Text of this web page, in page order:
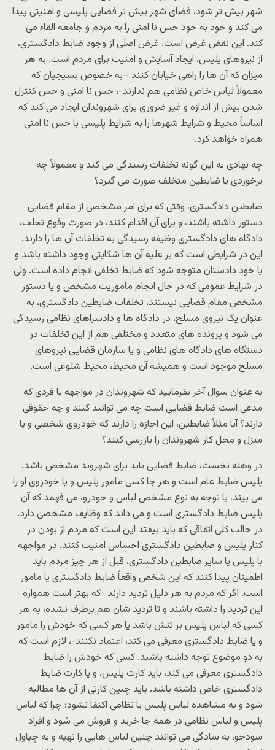
شهر بیش تر شود، فضای شهر بیش تر فضایی پلیسی و امنیتی پیدا
می کند و خود به خود حس نا امنی را به مردم و جامعه القاء می
کند. این نقض غرض است. غرض اصلی از وجود ضابط دادگستری،
از نیروهای پلیس، ایجاد آسایش و امنیت برای مردم است. به هر
میزان که آن ها را راهی خیابان کنند –به خصوص بسیجیان که
معمولاً لباس خاص نظامی هم ندارند-، حس نا امنی و حس کنترل
شدن بیش از اندازه و غیر ضروری برای شهروندان ایجاد می کند که
اساساً محیط و شرایط شهرها را به شرایط پلیسی با حس نا امنی
همراه خواهد کرد.
چه نهادی به این گونه تخلفات رسیدگی می کند و معمولاً چه
برخوردی با ضابطین متخلف صورت می گیرد؟
ضابطین دادگستری، وقتی که برای امر مشخصی از مقام قضایی
دستور داشته باشند، و برای آن اقدام کنند، در صورت وقوع تخلف،
دادگاه های دادگستری وظیفه رسیدگی به تخلفات آن ها را دارند.
این در شرایطی است که بر علیه آن ها شکایتی وجود داشته باشد و
یا خود دادستان متوجه شود که ضابط تخلفی انجام داده است. ولی
در شرایط عمومی که در حال انجام ماموریت مشخص و یا دستور
مشخص مقام قضایی نیستند، تخلفات ضابطین دادگستری، به
عنوان یک نیروی مسلح، در دادگاه ها و دادسراهای نظامی رسیدگی
می شود و پرونده های متعدد و مختلفی هم از این تخلفات در
دستگاه های دادگاه های نظامی و یا سازمان قضایی نیروهای
مسلح موجود است و همیشه آن محیط، محیط شلوغی است.
به عنوان سوال آخر بفرمایید که شهروندان در مواجهه با فردی که
مدعی است ضابط قضایی است چه می توانند کنند و چه حقوقی
دارند؟ آیا مثلاً ضابطین، این اجازه را دارند که خودروی شخصی و یا
منزل و محل کار شهروندان را بازرسی کنند؟
در وهله نخست، ضابط قضایی باید برای شهروند مشخص باشد.
پلیس ضابط عام است و هر جا کسی مامور پلیس و یا خودروی او را
می بیند، با توجه به نوع مشخص لباس و خودرو، می فهمد که آن
پلیس ضابط دادگستری است و می داند که وظایف مشخصی دارد.
در حالت کلی اتفاقی که باید بیفتد این است که مردم از بودن در
کنار پلیس و ضابطین دادگستری احساس امنیت کنند. در مواجهه
با پلیس یا سایر ضابطین دادگستری، قبل از هر چیز مردم باید
اطمینان پیدا کنند که این شخص واقعاً ضابط دادگستری یا مامور
است. اگر که مردم به هر دلیل تردید دارند -که بهتر است همواره
این تردید را داشته باشند و تا تردید شان هم برطرف نشده، به هر
کسی که لباس پلیس بر تنش باشد یا هر کسی که خودش را مامور
و یا ضابط دادگستری معرفی می کند، اعتماد نکنند-، لازم است که
به دو موضوع توجه داشته باشند. کسی که خودش را ضابط
دادگستری معرفی می کند، باید کارت پلیس، و یا کارت ضابط
دادگستری خاص داشته باشد. باید چنین کارتی از آن ها مطالبه
شود و به مشاهده لباس پلیس یا نظامی اکتفا نشود؛ چرا که لباس
پلیس و لباس نظامی در همه جا خرید و فروش می شود و افراد
سودجو، به سادگی می توانند چنین لباس هایی را تهیه و به چپاول